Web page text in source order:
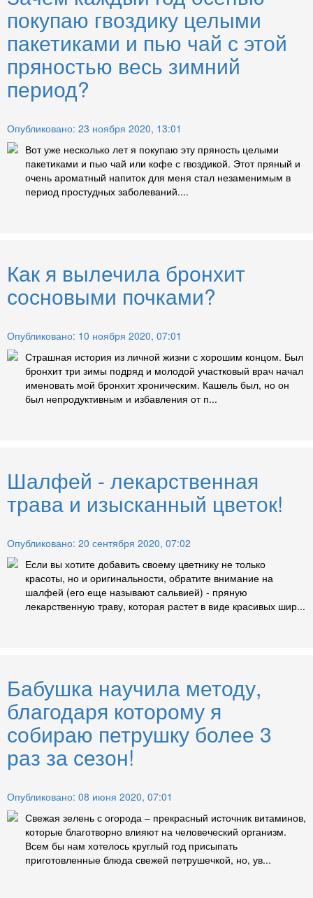
покупаю гвоздику целыми
пакетиками и пью чай с этой
пряностью весь зимний
период?
Опубликовано: 23 ноября 2020, 13:01
Вот уже несколько лет я покупаю эту пряность целыми
пакетиками и пью чай или кофе с гвоздикой. Этот пряный и
очень ароматный напиток для меня стал незаменимым в
период простудных заболеваний....
Как я вылечила бронхит
сосновыми почками?
Опубликовано: 10 ноября 2020, 07:01
Страшная история из личной жизни с хорошим концом. Был
бронхит три зимы подряд и молодой участковый врач начал
именовать мой бронхит хроническим. Кашель был, но он
был непродуктивным и избавления от п...
Шалфей - лекарственная
трава и изысканный цветок!
Опубликовано: 20 сентября 2020, 07:02
Если вы хотите добавить своему цветнику не только
красоты, но и оригинальности, обратите внимание на
шалфей (его еще называют сальвией) - пряную
лекарственную траву, которая растет в виде красивых шир...
Бабушка научила методу,
благодаря которому я
собираю петрушку более 3
раз за сезон!
Опубликовано: 08 июня 2020, 07:01
Свежая зелень с огорода – прекрасный источник витаминов,
которые благотворно влияют на человеческий организм.
Всем бы нам хотелось круглый год присыпать
приготовленные блюда свежей петрушечкой, но, ув...